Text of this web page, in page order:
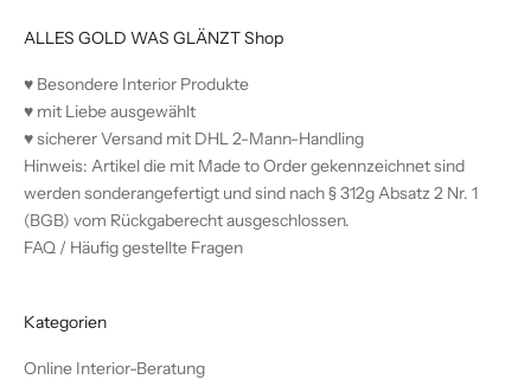
ALLES GOLD WAS GLÄNZT Shop
♥︎ Besondere Interior Produkte
♥︎ mit Liebe ausgewählt
♥︎ sicherer Versand mit DHL 2-Mann-Handling
Hinweis: Artikel die mit Made to Order gekennzeichnet sind
werden sonderangefertigt und sind nach § 312g Absatz 2 Nr. 1
(BGB) vom Rückgaberecht ausgeschlossen.
FAQ / Häufig gestellte Fragen
Kategorien
Online Interior-Beratung